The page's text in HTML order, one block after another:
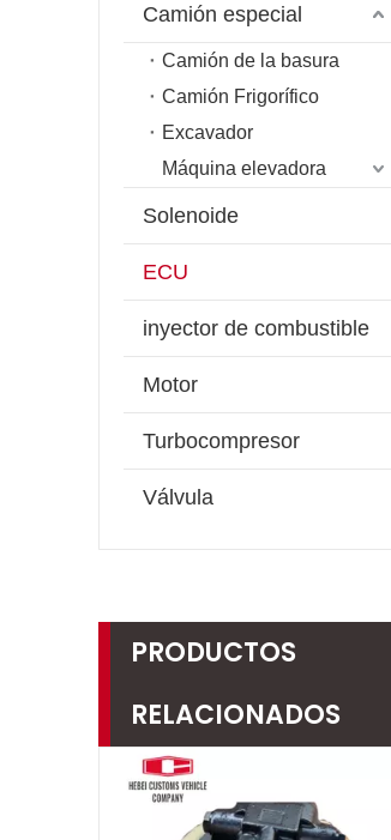
Camión especial
Camión de la basura
Camión Frigorífico
Excavador
Máquina elevadora
Solenoide
ECU
inyector de combustible
Motor
Turbocompresor
Válvula
PRODUCTOS
RELACIONADOS